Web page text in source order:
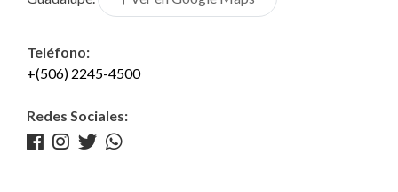
Teléfono:
+(506) 2245-4500
Redes Sociales: